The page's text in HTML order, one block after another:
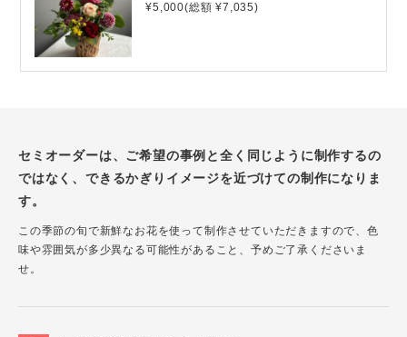
¥5,000(総額 ¥7,035)
セミオーダーは、ご希望の事例と全く同じように制作するの
ではなく、できるかぎりイメージを近づけての制作になりま
す。
この季節の旬で新鮮なお花を使って制作させていただきますので、色
味や雰囲気が多少異なる可能性があること、予めご了承くださいま
せ。